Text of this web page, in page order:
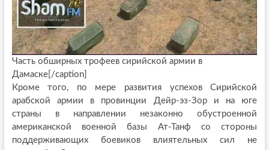
Часть обширных трофеев сирийской армии в
Дамаске[/caption]
Кроме того, по мере развития успехов Сирийской
арабской армии в провинции Дейр-эз-Зор и на юге
страны в направлении незаконно обустроенной
американской военной базы Ат-Танф со стороны
поддерживающих боевиков влиятельных сил не